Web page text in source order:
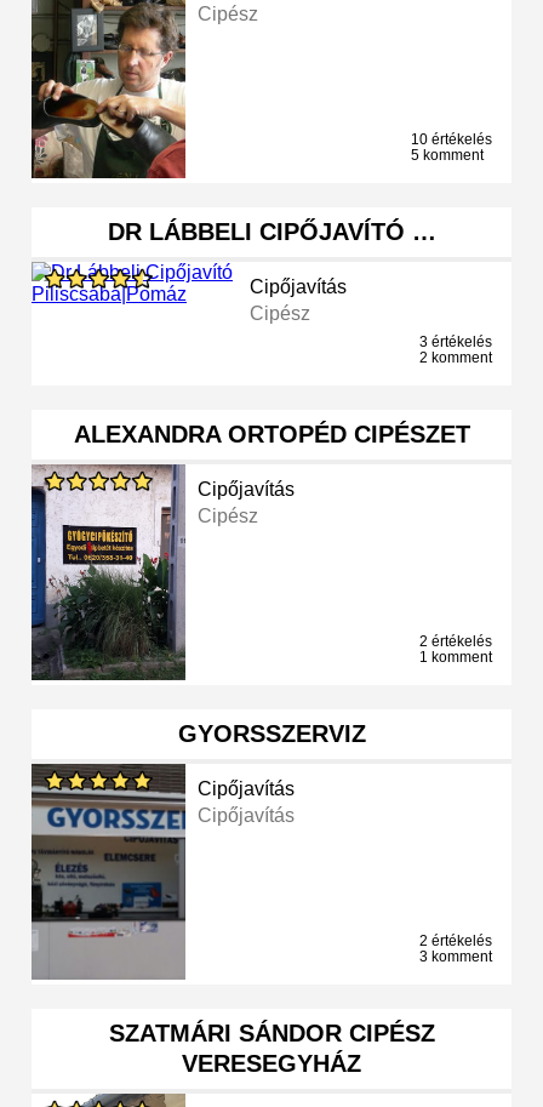
Cipész
10 értékelés
5 komment
DR LÁBBELI CIPŐJAVÍTÓ …
Cipőjavítás
Cipész
3 értékelés
2 komment
ALEXANDRA ORTOPÉD CIPÉSZET
Cipőjavítás
Cipész
2 értékelés
1 komment
GYORSSZERVIZ
Cipőjavítás
Cipőjavítás
2 értékelés
3 komment
SZATMÁRI SÁNDOR CIPÉSZ
VERESEGYHÁZ